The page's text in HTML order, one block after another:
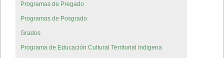
Programas de Pregado
Programas de Posgrado
Grados
Programa de Educación Cultural Territorial Indigena